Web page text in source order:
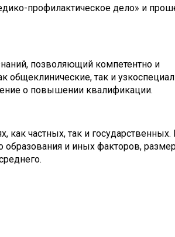
профилактическое дело» и
позволяющий компетентно и
общеклинические, так и
о повышении квалификации.
как частных, так и государственных.
и иных факторов,